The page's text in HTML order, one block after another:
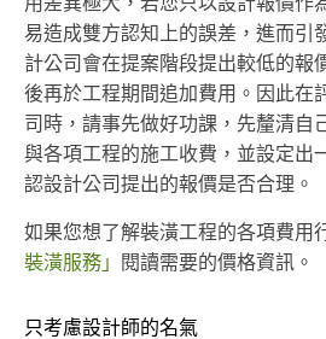
易造成雙方認知上的誤差，進而引
計公司會在提案階段提出較低的報
後再於工程期間追加費用。因此在
司時，請事先做好功課，先釐清自
與各項工程的施工收費，並設定出
認設計公司提出的報價是否合理。
如果您想了解裝潢工程的各項費用
裝潢服務」
閱讀需要的價格資訊。
只考慮設計師的名氣